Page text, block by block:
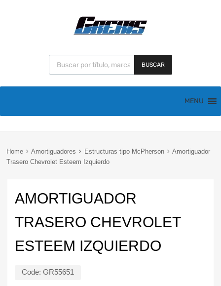
BUSCAR
MENU
Home Amortiguadores Estructuras tipo McPherson
Amortiguador
Trasero Chevrolet Esteem Izquierdo
AMORTIGUADOR
TRASERO CHEVROLET
ESTEEM IZQUIERDO
Code: GR55651